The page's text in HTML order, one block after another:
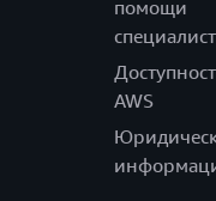
помощи
AWS